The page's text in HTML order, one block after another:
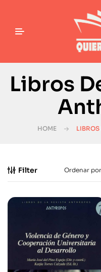
Libros
HOME
Filter